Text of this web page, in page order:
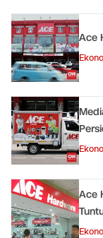
Ace
Ace